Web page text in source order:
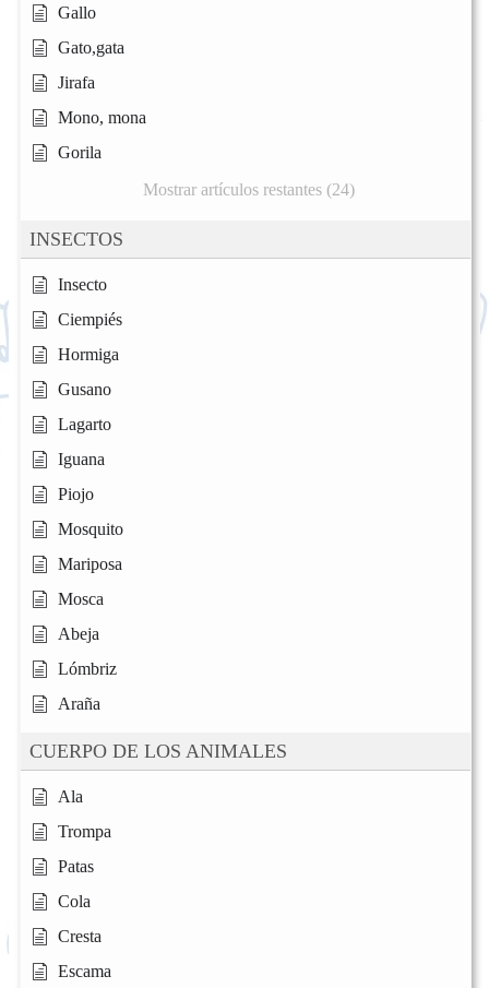
Gallo
Gato,gata
Jirafa
Mono, mona
Gorila
Mostrar artículos restantes (24)
INSECTOS
Insecto
Ciempiés
Hormiga
Gusano
Lagarto
Iguana
Piojo
Mosquito
Mariposa
Mosca
Abeja
Lómbriz
Araña
CUERPO DE LOS ANIMALES
Ala
Trompa
Patas
Cola
Cresta
Escama